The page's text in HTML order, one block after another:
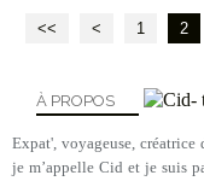
<< < 1 2
À PROPOS
Expat', voyageuse, créatrice
je m’appelle Cid et je suis